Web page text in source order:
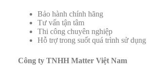
Bảo hành chính hãng
Tư vấn tận tâm
Thi công chuyên nghiệp
Hỗ trợ trong suốt quá trình sử dụng
Công ty TNHH Matter Việt Nam